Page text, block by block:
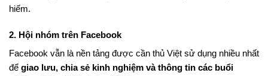
hiếm.
2. Hội nhóm trên Facebook
Facebook vẫn là nền tảng được cần thủ Việt sử dụng nhiều nhất
để giao lưu, chia sẻ kinh nghiệm và thông tin các buổi